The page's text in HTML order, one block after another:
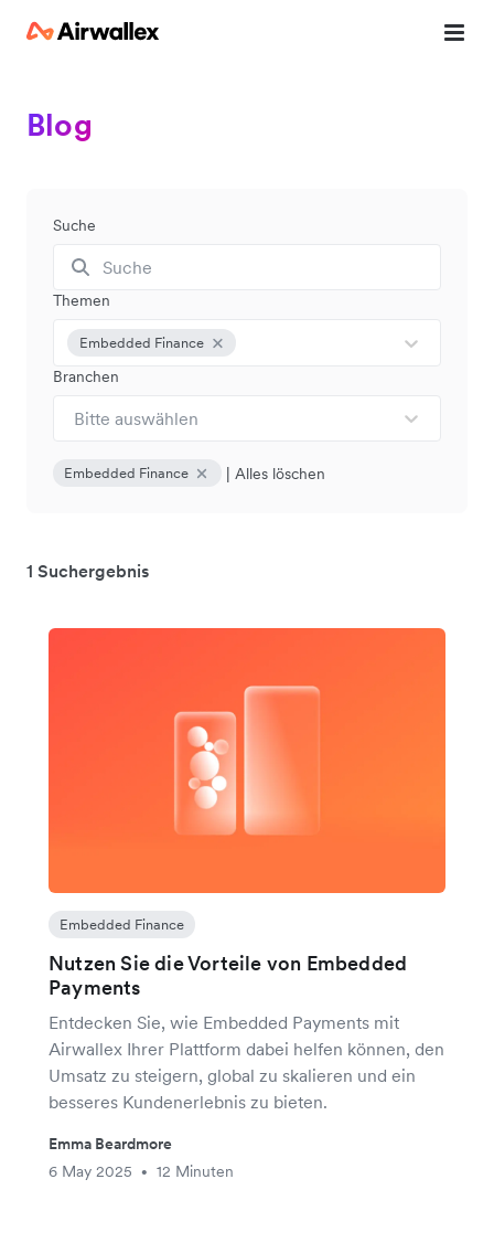
Blog
Suche
Themen
Embedded Finance
Branchen
Bitte auswählen
Embedded Finance | Alles löschen
1 Suchergebnis
Embedded Finance
Nutzen Sie die Vorteile von Embedded
Payments
Entdecken Sie, wie Embedded Payments mit
Airwallex Ihrer Plattform dabei helfen können, den
Umsatz zu steigern, global zu skalieren und ein
besseres Kundenerlebnis zu bieten.
Emma Beardmore
6 May 2025
• 12 Minuten